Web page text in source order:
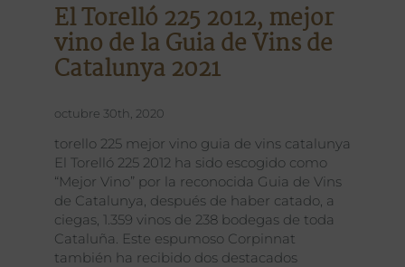
El Torelló 225 2012, mejor
vino de la Guia de Vins de
Catalunya 2021
octubre 30th, 2020
torello 225 mejor vino guia de vins catalunya
El Torelló 225 2012 ha sido escogido como
“Mejor Vino” por la reconocida Guia de Vins
de Catalunya, después de haber catado, a
ciegas, 1.359 vinos de 238 bodegas de toda
Cataluña. Este espumoso Corpinnat
también ha recibido dos destacados